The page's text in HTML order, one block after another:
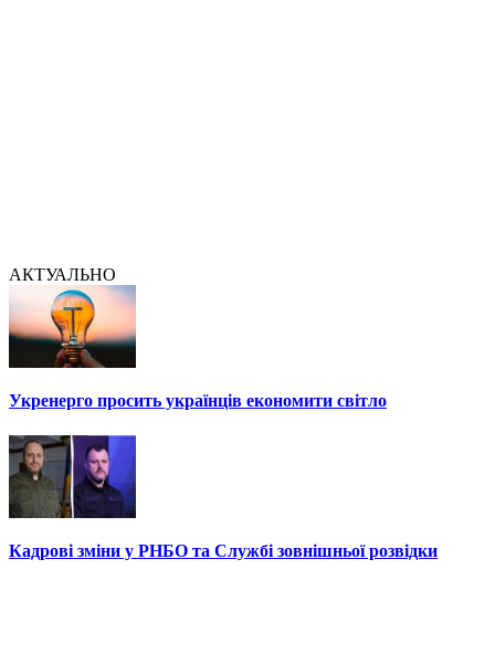
АКТУАЛЬНО
Укренерго просить українців економити світло
Кадрові зміни у РНБО та Службі зовнішньої розвідки